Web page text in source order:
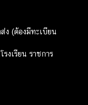
ง (ต้องมีทะเบียน
รงเรียน ราชการ